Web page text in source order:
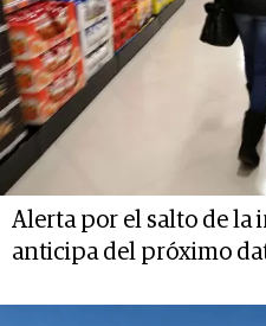
Alerta por el salto de la
anticipa del próximo